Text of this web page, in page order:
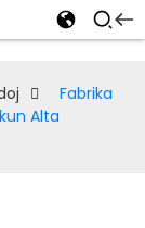
Fabrika
Alta